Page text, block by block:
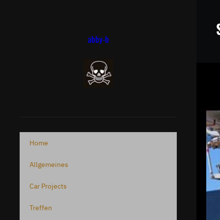
abby-b
Home
Allgemeines
Car Projects
Treffen